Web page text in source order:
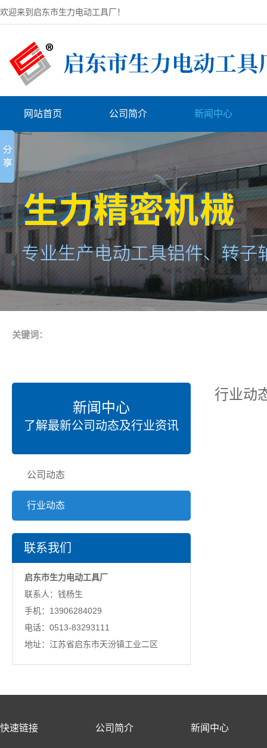
欢迎来到启东市生力电动工具厂！
网站首页 公司简介 新闻中心
关键词：
新闻中心
了解最新公司动态及行业资讯
公司动态
行业动态
联系我们
启东市生力电动工具厂
联系人：钱杨生
手机：13906284029
电话：0513-83293111
地址：江苏省启东市天汾镇工业二区
行业动
快速链接 公司简介 新闻中心